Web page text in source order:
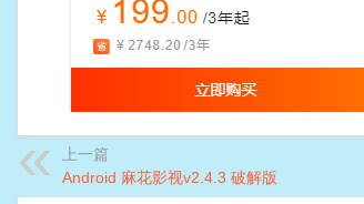
上一篇
Android 麻花影视v2.4.3 破解版